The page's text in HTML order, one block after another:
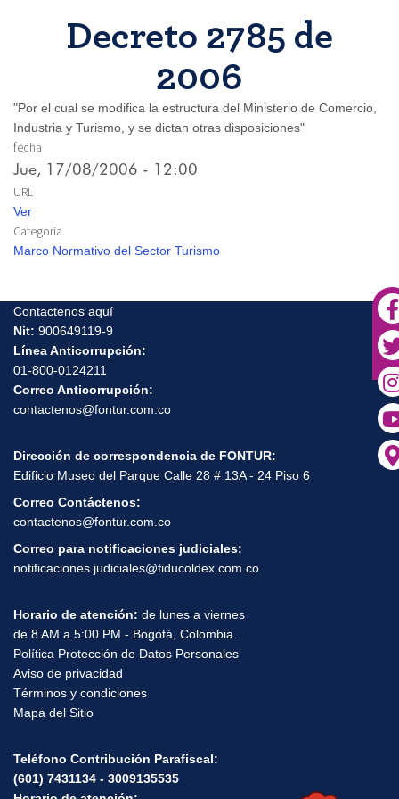
Decreto 2785 de
2006
"Por el cual se modifica la estructura del Ministerio de Comercio,
Industria y Turismo, y se dictan otras disposiciones"
fecha
Jue, 17/08/2006 - 12:00
URL
Ver
Categoria
Marco Normativo del Sector Turismo
Contactenos aquí
Nit: 900649119-9
Línea Anticorrupción:
01-800-0124211
Correo Anticorrupción:
contactenos@fontur.com.co
Dirección de correspondencia de FONTUR:
Edificio Museo del Parque Calle 28 # 13A - 24 Piso 6
Correo Contáctenos:
contactenos@fontur.com.co
Correo para notificaciones judiciales:
notificaciones.judiciales@fiducoldex.com.co
Horario de atención: de lunes a viernes
de 8 AM a 5:00 PM - Bogotá, Colombia.
Política Protección de Datos Personales
Aviso de privacidad
Términos y condiciones
Mapa del Sitio
Teléfono Contribución Parafiscal:
(601) 7431134 - 3009135535